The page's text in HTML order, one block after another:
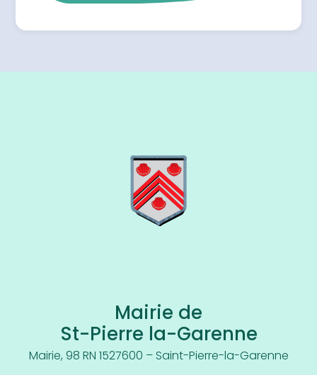
Mairie de
St-Pierre la-Garenne
Mairie, 98 RN 1527600 – Saint-Pierre-la-Garenne